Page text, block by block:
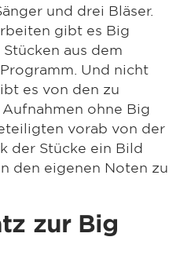
und drei Bläser.
gibt es Big
aus dem
Und nicht
es von den zu
ohne Big
vorab von der
der Stücke ein Bild
den eigenen Noten zu
zur Big